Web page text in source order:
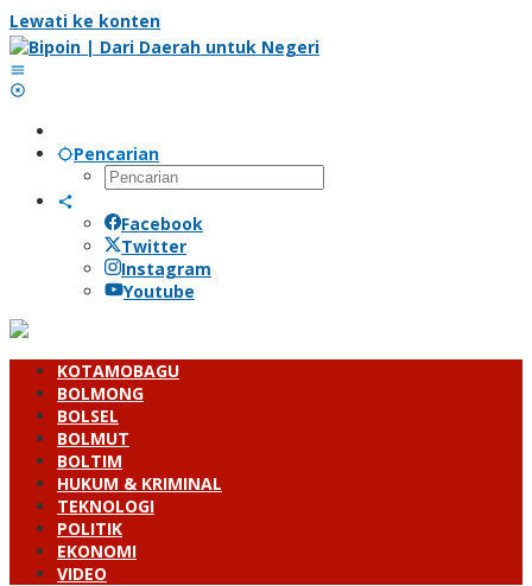
Lewati ke konten
Pencarian
Facebook
Twitter
Instagram
Youtube
KOTAMOBAGU
BOLMONG
BOLSEL
BOLMUT
BOLTIM
HUKUM & KRIMINAL
TEKNOLOGI
POLITIK
EKONOMI
VIDEO